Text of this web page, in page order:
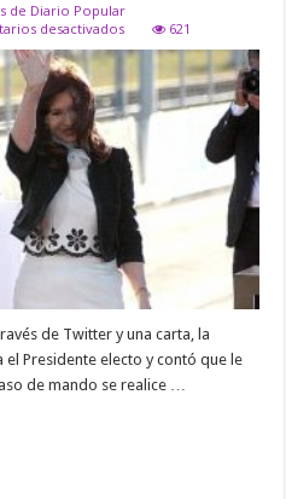
de Diario Popular
desactivadosen
En
términos,
Cristina
acusó
Macri
de
maltratarla
por
teléfono
621
de Twitter y una carta, la
Presidente electo y contó que le
de mando se realice …